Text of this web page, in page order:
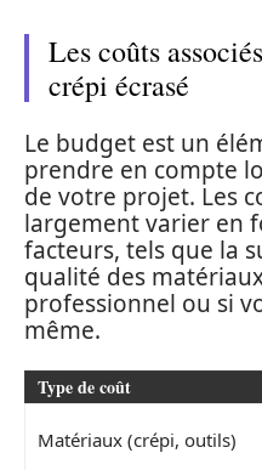
Les coûts
crépi écrasé
Le budget est un
prendre en compte
de votre projet. Les
largement varier en
facteurs, tels que la
qualité des
professionnel ou si
même.
Type de coût
Matériaux (crépi, outils)